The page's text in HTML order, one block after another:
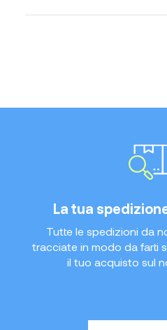
La tua
Tutte le spedizioni da
tracciate in modo da farti
il tuo acquisto sul